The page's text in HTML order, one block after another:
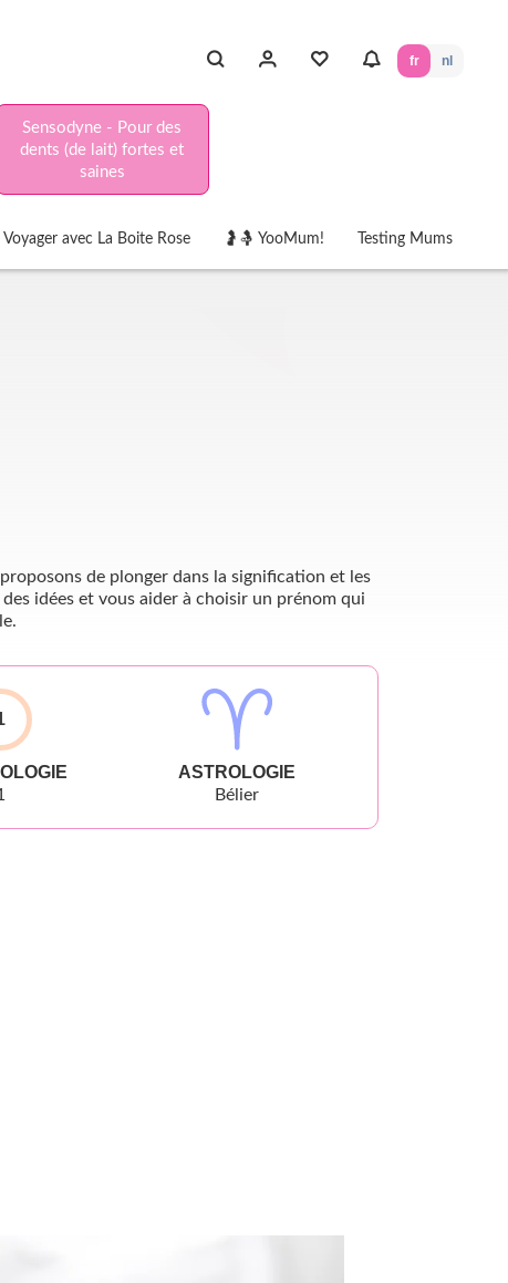
fr nl
Sensodyne - Pour des
dents (de lait) fortes et
saines
Voyager avec La Boite Rose 🤰🤱 YooMum! Testing Mums
de plonger dans la signification et les
idées et vous aider à choisir un prénom qui
ASTROLOGIE
Bélier